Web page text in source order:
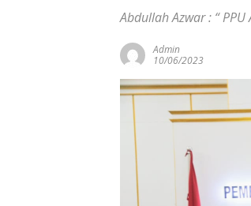
Abdullah Azwar : “
Admin
10/06/2023